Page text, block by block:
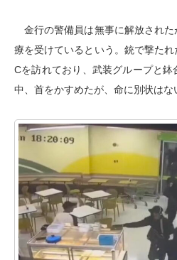
金行の警備員は無事に解放され
療を受けているという。銃で撃た
Cを訪れており、武装グループと
中、首をかすめたが、命に別状はな